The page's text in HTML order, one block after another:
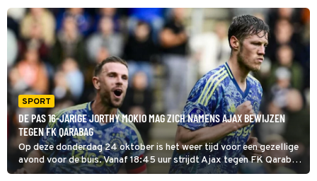
SPORT
DE PAS 16-JARIGE JORTHY MOKIO MAG ZICH NAMENS AJAX BEWIJZEN
TEGEN FK QARABAG
Op deze donderdag 24 oktober is het weer tijd voor een gezellige
avond voor de buis. Vanaf 18:45 uur strijdt Ajax tegen FK Qarabag
in de Europa League, om 21:00 uur is het onder meer tijd voor AZ.